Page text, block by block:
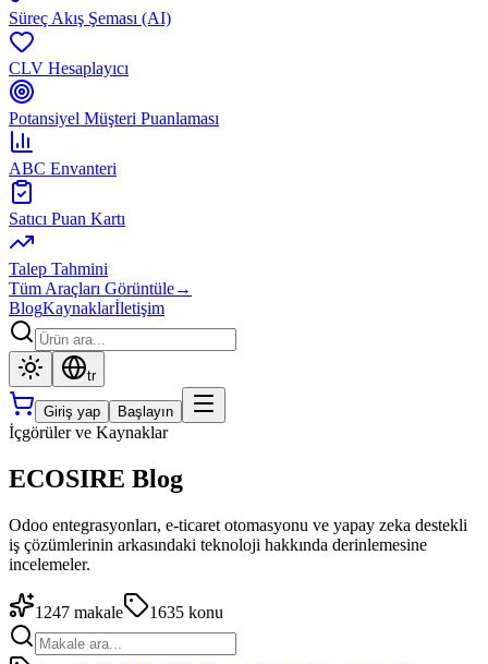
Süreç Akış Şeması (AI)
CLV Hesaplayıcı
Potansiyel Müşteri Puanlaması
ABC Envanteri
Satıcı Puan Kartı
Talep Tahmini
Tüm Araçları Görüntüle→
BlogKaynaklarİletişim
tr
Giriş yap Başlayın
İçgörüler ve Kaynaklar
ECOSIRE Blog
Odoo entegrasyonları, e-ticaret otomasyonu ve yapay zeka destekli
iş çözümlerinin arkasındaki teknoloji hakkında derinlemesine
incelemeler.
1247 makale 1635 konu